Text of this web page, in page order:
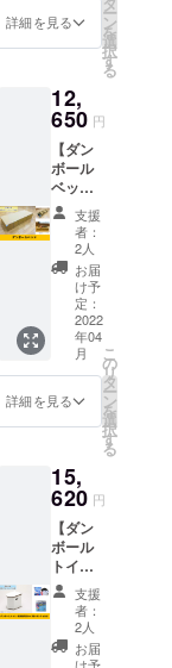
組立
時
210×15
135cm
※送料込
みのお
値段で
す。
詳細を見る ー
ン
を
選
択
す
る
12,
650 円
【ダン
ボール
ベッ
ド】 軽
くて丈
夫なダ
ンボー
ルベッ
ドを1台
とお礼
のメッ
セージ
をお届
けしま
す。 ■
規格■
納時
長さ
1110×
幅370×
高さ
210mm
組
立時
長さ
1920×
幅800×
支援
者：
2人
お届
け予
定：
2022
年04
月
詳細を見る
こ
の
リ
タ
ー
ン
を
選
択
す
る
15,
620 円
【ダン
ボール
トイ
レ・凝
固剤5回
分×3
袋・ポ
ンチョ
支援
者：
2人
お届
け予